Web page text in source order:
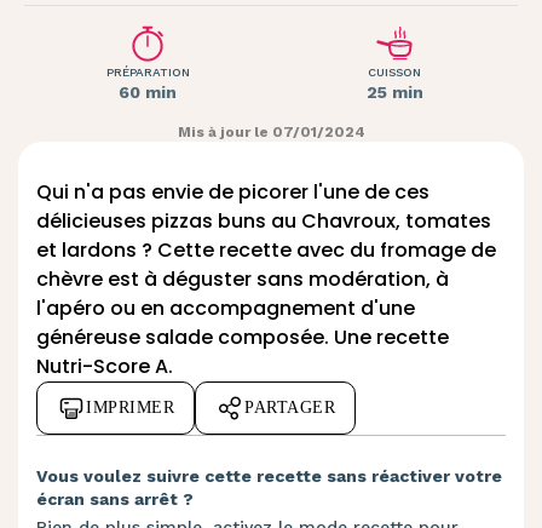
PRÉPARATION
60 min
CUISSON
25 min
Mis à jour le 07/01/2024
Qui n'a pas envie de picorer l'une de ces
délicieuses pizzas buns au Chavroux, tomates
et lardons ? Cette recette avec du fromage de
chèvre est à déguster sans modération, à
l'apéro ou en accompagnement d'une
généreuse salade composée. Une recette
Nutri-Score A.
IMPRIMER PARTAGER
Vous voulez suivre cette recette sans réactiver votre
écran sans arrêt ?